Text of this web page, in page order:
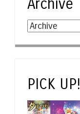
Archive
PICK UP!